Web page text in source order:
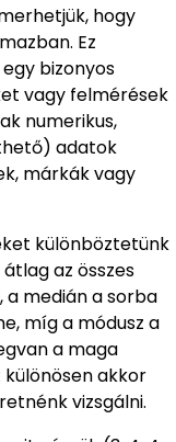
hogy
Ez
bizonyos
vagy felmérések
numerikus,
adatok
márkák vagy
különböztetünk
átlag az összes
a medián a sorba
míg a módusz a
a maga
különösen akkor
vizsgálni.